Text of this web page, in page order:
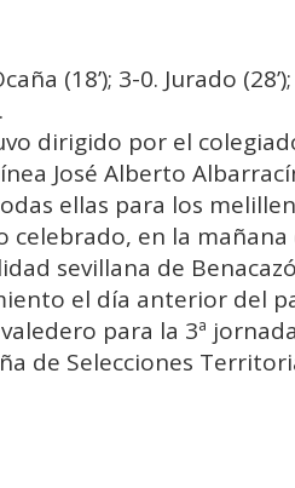
(18’); 3-0. Jurado
dirigido por el
José Alberto
ellas para los
celebrado, en la
sevillana de
el día anterior del
para la 3ª
de Selecciones